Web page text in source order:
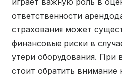
играет важную роль в
ответственности
страхования может
финансовые риски в
утери оборудования. При
стоит обратить внимание